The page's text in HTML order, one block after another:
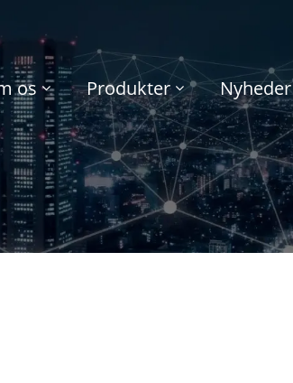
os Produkter Nyheder